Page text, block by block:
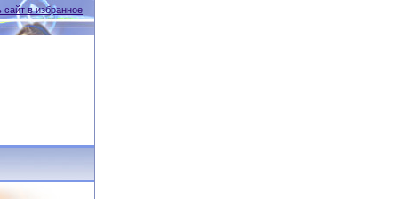
сайт в избранное